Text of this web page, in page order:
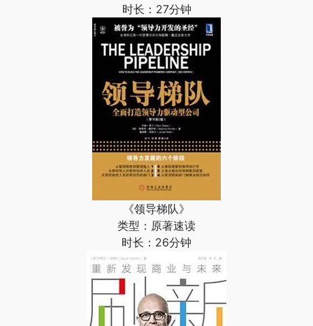
时长：27分钟
《领导梯队》
类型：原著速读
时长：26分钟